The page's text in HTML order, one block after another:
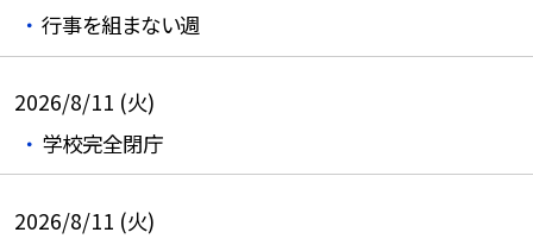
行事を組まない週
2026/8/11 (火)
学校完全閉庁
2026/8/11 (火)